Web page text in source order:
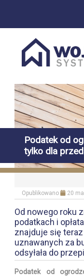
Podatek od
tylko dla
Opublikowano 20
Od nowego roku
podatkach i
znajduje się
uznawanych za
odsyłała do
Podatek od